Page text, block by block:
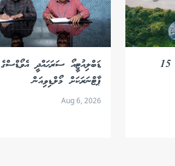
ހަލާލް ޓޫރިޒަމް ހިމެނޭހެން 15
ޑަބްލިއުޓީއޯ ސަރަޙައްދީ އެވޯޑްސްގެ
ޕާޓްނަރަކަށް މޯލްޑިވިއަން
Aug 6, 2026